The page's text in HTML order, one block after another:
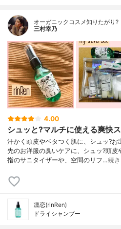
オーガニックコスメ知りたがり?
三村幸乃
4.00
シュッと?マルチに使える爽快
汗かく頭皮やベタつく肌に、シュッ?
先のお洋服の臭いケアに、シュッ?頭
指のサニタイザーや、空間のリフ…続
凛恋(rinRen)
ドライシャンプー